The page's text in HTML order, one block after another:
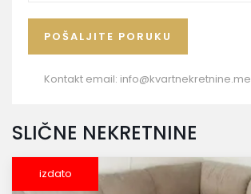
Kontakt email: info@kvartnekretnine.me
SLIČNE NEKRETNINE
izdato